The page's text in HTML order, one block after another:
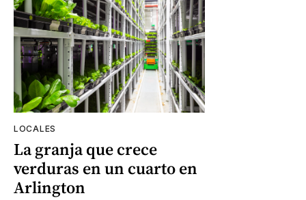
LOCALES
La granja que crece
verduras en un cuarto en
Arlington